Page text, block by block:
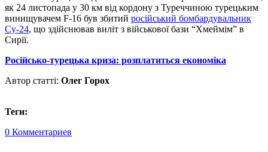
як 24 листопада у 30 км від кордону з Туреччиною турецьким
винищувачем F-16 був збитий російський бомбардувальник
Су-24, що здійснював виліт з військової бази “Хмеймім” в
Сирії.
Російсько-турецька криза: розплатиться економіка
Автор статті: Олег Горох
Теги:
0 Комментариев